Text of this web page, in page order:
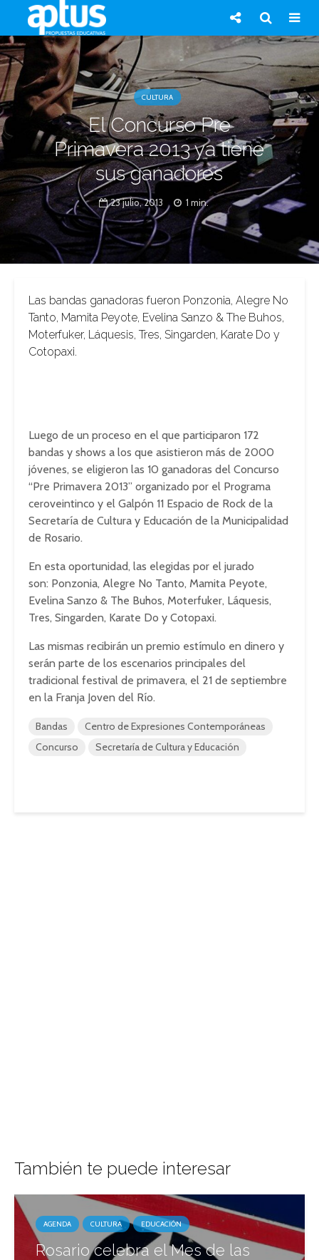
CULTURA
El Concurso Pre
Primavera 2013 ya tiene
sus ganadores
23 julio, 2013 1 min.
Las bandas ganadoras fueron Ponzonia, Alegre No
Tanto, Mamita Peyote, Evelina Sanzo & The Buhos,
Moterfuker, Láquesis, Tres, Singarden, Karate Do y
Cotopaxi.
Luego de un proceso en el que participaron 172
bandas y shows a los que asistieron más de 2000
jóvenes, se eligieron las 10 ganadoras del Concurso
“Pre Primavera 2013” organizado por el Programa
ceroveintinco y el Galpón 11 Espacio de Rock de la
Secretaría de Cultura y Educación de la Municipalidad
de Rosario.
En esta oportunidad, las elegidas por el jurado
son: Ponzonia, Alegre No Tanto, Mamita Peyote,
Evelina Sanzo & The Buhos, Moterfuker, Láquesis,
Tres, Singarden, Karate Do y Cotopaxi.
Las mismas recibirán un premio estímulo en dinero y
serán parte de los escenarios principales del
tradicional festival de primavera, el 21 de septiembre
en la Franja Joven del Río.
Bandas
Centro de Expresiones Contemporáneas
Concurso
Secretaría de Cultura y Educación
También te puede interesar
AGENDA CULTURA EDUCACIÓN
Rosario celebra el Mes de las